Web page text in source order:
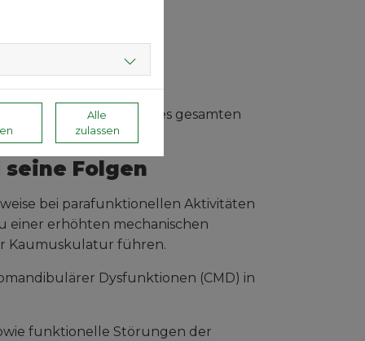
Stabilität des gesamten
Folgen
bei parafunktionellen Aktivitäten
einer erhöhten mechanischen
Kaumuskulatur führen.
Dysfunktionen (CMD) in
funktionelle Störungen der
Alle
zulassen